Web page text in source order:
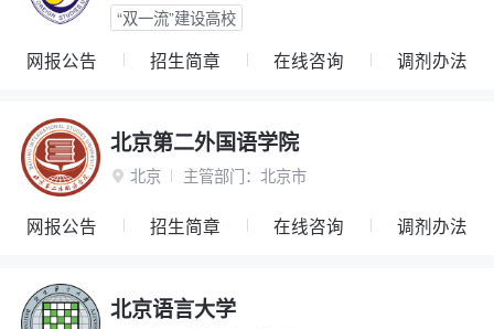
“双一流”建设高校
网报公告 招生简章 在线咨询 调剂办法
北京第二外国语学院
 北京 主管部门： 北京市
网报公告 招生简章 在线咨询 调剂办法
北京语言大学